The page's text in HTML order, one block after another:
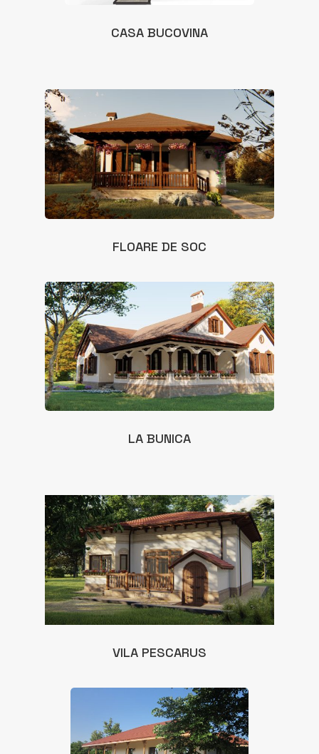
CASA BUCOVINA
FLOARE DE SOC
LA BUNICA
VILA PESCARUS